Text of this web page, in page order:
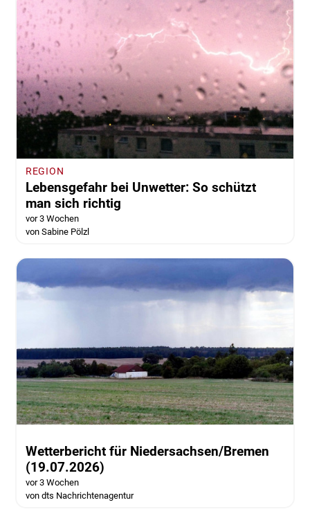
REGION
Lebensgefahr bei Unwetter: So schützt
man sich richtig
vor 3 Wochen
von Sabine Pölzl
Wetterbericht für Niedersachsen/Bremen
(19.07.2026)
vor 3 Wochen
von dts Nachrichtenagentur